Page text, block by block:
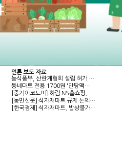
언론 보도 자료
농식품부, 산란계협회 설립 허가 …
동네마트 전용 1700원 '만땅맥…
[중기이코노미] 하림 NS홈쇼핑,…
[농민신문] 식자재마트 규제 논의…
[한국경제] 식자재마트, 밥상물가…